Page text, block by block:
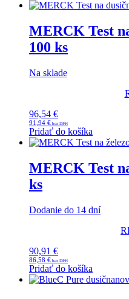
MERCK Test
100 ks
Na sklade
96,54 €
91,94 €
Pridať do košíka
MERCK Test
ks
Dodanie do 14 dní
90,91 €
86,58 €
Pridať do košíka